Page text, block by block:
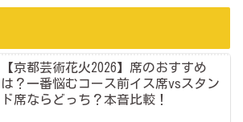
【京都芸術花火2026】席のおすすめ
は？一番悩むコース前イス席vsスタン
ド席ならどっち？本音比較！